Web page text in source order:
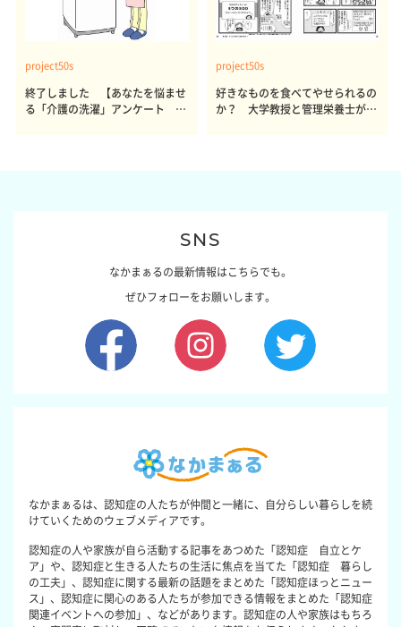
project50s
終了しました 【あなたを悩ませ
る「介護の洗濯」アンケート 体
project50s
好きなものを食べてやせられるの
か？ 大学教授と管理栄養士が出
SNS
なかまぁるの最新情報はこちらでも。
ぜひフォローをお願いします。
なかまぁるは、認知症の人たちが仲間と一緒に、自分らしい暮らしを続
けていくためのウェブメディアです。
認知症の人や家族が自ら活動する記事をあつめた「認知症 自立とケ
ア」や、認知症と生きる人たちの生活に焦点を当てた「認知症 暮らし
の工夫」、認知症に関する最新の話題をまとめた「認知症ほっとニュー
ス」、認知症に関心のある人たちが参加できる情報をまとめた「認知症
関連イベントへの参加」、などがあります。認知症の人や家族はもちろ